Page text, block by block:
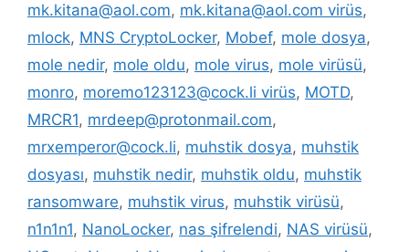
mk.kitana@aol.com, mk.kitana@aol.com virüs,
mlock, MNS CryptoLocker, Mobef, mole dosya,
mole nedir, mole oldu, mole virus, mole virüsü,
monro, moremo123123@cock.li virüs, MOTD,
MRCR1, mrdeep@protonmail.com,
mrxemperor@cock.li, muhstik dosya, muhstik
dosyası, muhstik nedir, muhstik oldu, muhstik
ransomware, muhstik virus, muhstik virüsü,
n1n1n1, NanoLocker, nas şifrelendi, NAS virüsü,